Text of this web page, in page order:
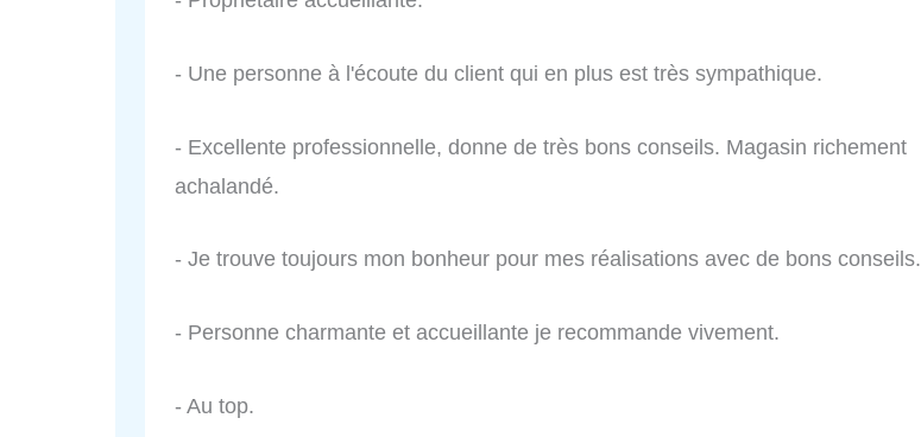
- Une personne à l'écoute du client qui en plus est très sympathique.
- Excellente professionnelle, donne de très bons conseils. Magasin richement
achalandé.
- Je trouve toujours mon bonheur pour mes réalisations avec de bons conseils.
- Personne charmante et accueillante je recommande vivement.
- Au top.